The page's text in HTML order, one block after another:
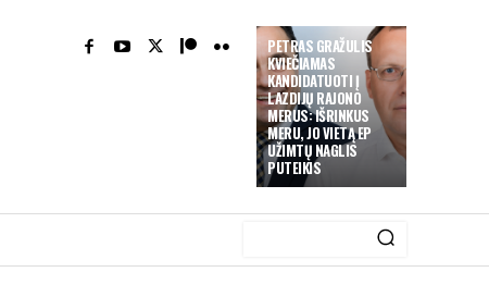
PETRAS GRAŽULIS
KVIEČIAMAS
KANDIDATUOTI Į
LAZDIJŲ RAJONO
MERUS: IŠRINKUS
MERU, JO VIETĄ EP
UŽIMTŲ NAGLIS
PUTEIKIS